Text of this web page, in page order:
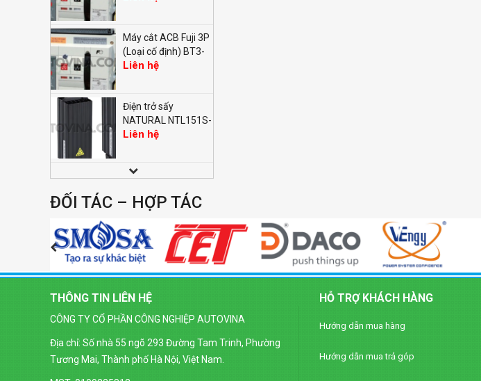
Máy cắt ACB Fuji 3P
(Loại cố định) BT3-
1600P/31000E M1
Liên hệ
Điện trở sấy
NATURAL NTL151S-
50W
Liên hệ
Đồng hồ LED đo điện
EM368 (96x96mm)
Liên hệ
Đồng hồ LED dạng
số SELEC MV35-1
(96x96mm)
Liên hệ
Đồng hồ LED dạng
số SELEC MA32-1
(96x96mm)
Liên hệ
ĐỐI TÁC – HỢP TÁC
THÔNG TIN LIÊN HỆ
CÔNG TY CỔ PHẦN CÔNG NGHIỆP AUTOVINA
Địa chỉ: Số nhà 55 ngõ 293 Đường Tam Trinh, Phường
Tương Mai, Thành phố Hà Nội, Việt Nam.
HỖ TRỢ KHÁCH HÀNG
Hướng dẫn mua hàng
Hướng dẫn mua trả góp